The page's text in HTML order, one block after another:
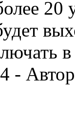
20
-